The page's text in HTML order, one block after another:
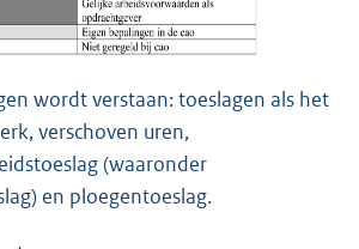
wordt verstaan: toeslagen als het
verschoven uren,
(waaronder
en ploegentoeslag.